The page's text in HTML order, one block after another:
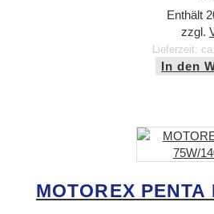
Enthält
zzgl.
Lieferzeit:
In den
MOTOREX